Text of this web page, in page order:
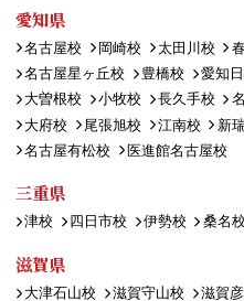
愛知県
名古屋校 岡崎校 太田川校
名古屋星ヶ丘校
豊橋校 愛知
大曽根校
小牧校 長久手校
大府校
尾張旭校 江南校 新
名古屋有松校
医進館名古屋校
三重県
津校 四日市校 伊勢校 桑名校
滋賀県
大津石山校 滋賀守山校 滋賀